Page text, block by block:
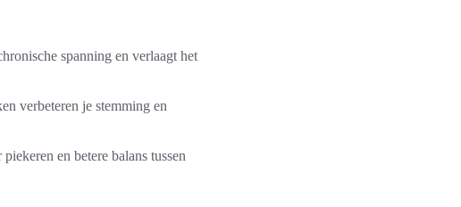
spanning en verlaagt het
verbeteren je stemming en
en betere balans tussen